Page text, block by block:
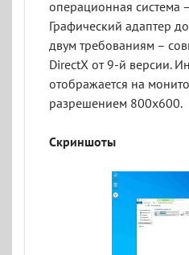
операционная система
Графический адаптер
двум требованиям –
DirectX от 9-й версии.
отображается на
разрешением 800x600.
Скриншоты